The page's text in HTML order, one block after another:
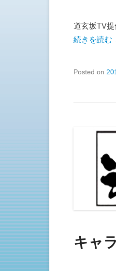
道玄坂TV提
続きを読む
Posted on
キャ